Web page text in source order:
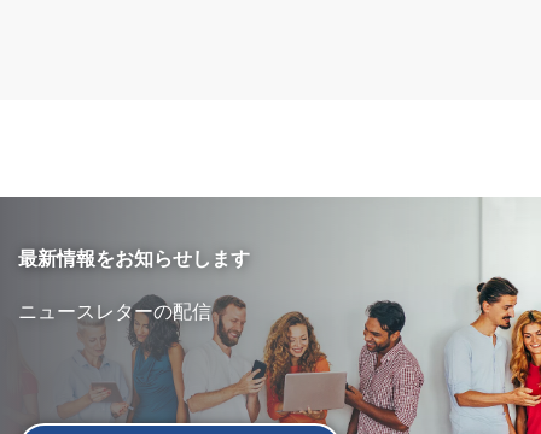
最新情報をお知らせします
ニュースレターの配信